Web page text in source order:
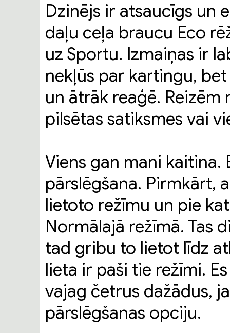
Dzinējs ir atsaucīgs un
daļu ceļa braucu Eco
uz Sportu. Izmaiņas ir
nekļūs par kartingu,
un ātrāk reaģē.
pilsētas satiksmes vai
Viens gan mani kaitina.
pārslēgšana. Pirmkārt,
lietoto režīmu un pie
Normālajā režīmā. Tas
tad gribu to lietot līdz
lieta ir paši tie režīmi.
vajag četrus dažādus,
pārslēgšanas opciju.